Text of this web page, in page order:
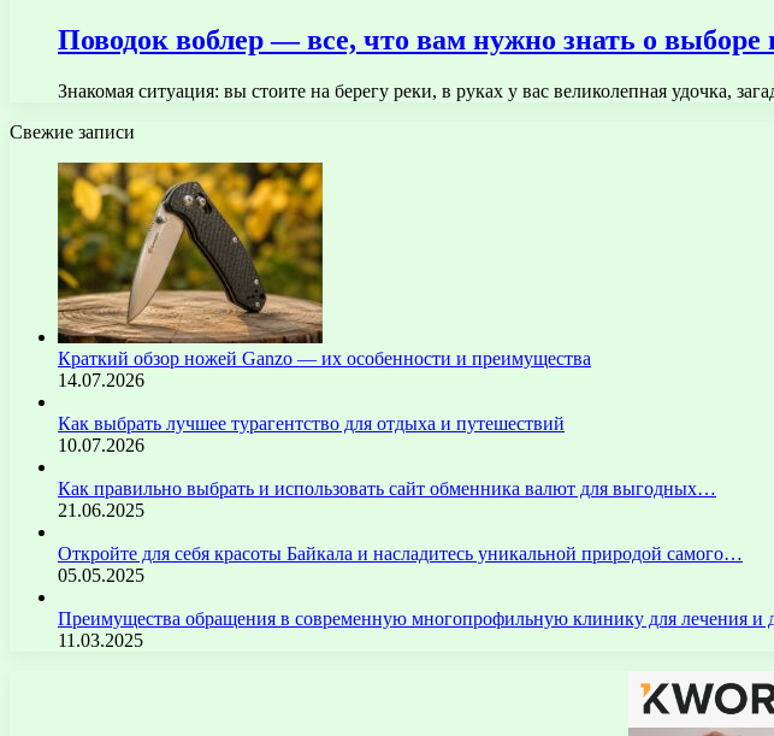
Поводок воблер — все, что вам нужно знать о выборе
Знакомая ситуация: вы стоите на берегу реки, в руках у вас великолепная удочка,
Свежие записи
Краткий обзор ножей Ganzo — их особенности и преимущества
14.07.2026
Как выбрать лучшее турагентство для отдыха и путешествий
10.07.2026
Как правильно выбрать и использовать сайт обменника валют для выгодных…
21.06.2025
Откройте для себя красоты Байкала и насладитесь уникальной природой самого…
05.05.2025
Преимущества обращения в современную многопрофильную клинику для лечения и
11.03.2025